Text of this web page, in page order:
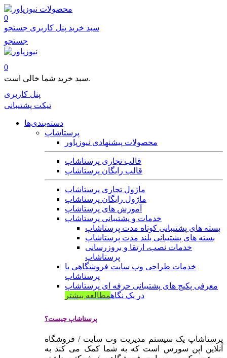
محصولات
0
سبد خرید پنل کاربری جستجو
جستجو
0
سبد خرید شما خالی است.
پنل کاربری
تیکت پشتیبانی
دسته‌بندی‌ها
پرستاشاپ
محصولات پیشنهادی نیوزپاور
قالب تجاری پرستاشاپ
قالب رایگان پرستاشاپ
ماژول تجاری پرستاشاپ
ماژول رایگان پرستاشاپ
آموزش های پرستاشاپ
خدمات و پشتیبانی پرستاشاپ
بسته های پشتیبانی کوتاه مدت پرستاشاپ
بسته های پشتیبانی بلند مدت پرستاشاپ
خدمات نصب، ارتقا و بروزرسانی
پرستاشاپ
خدمات طراحی وب سایت فروشگاهی با
پرستاشاپ
معرفی پکیج های پشتیبانی حرفه ای پرستاشاپ
در یک نگاهمطالعه بیشتر
پرستاشاپ چیست؟
پرستاشاپ یک سیستم مدیریت وب سایت / فروشگاه
آنلاین اپن سورس است که به شما کمک می کند به